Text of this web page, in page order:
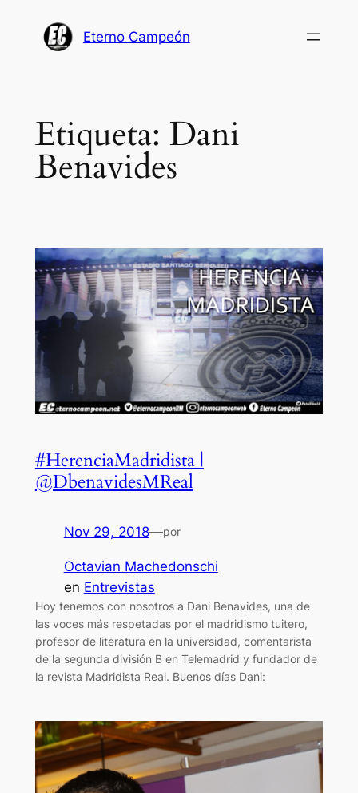
Eterno Campeón
Etiqueta: Dani
Benavides
#HerenciaMadridista |
@DbenavidesMReal
Nov 29, 2018—por
Octavian Machedonschi
en Entrevistas
Hoy tenemos con nosotros a Dani Benavides, una de
las voces más respetadas por el madridismo tuitero,
profesor de literatura en la universidad, comentarista
de la segunda división B en Telemadrid y fundador de
la revista Madridista Real. Buenos días Dani: